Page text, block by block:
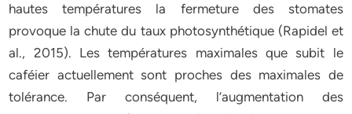
hautes températures la fermeture des stomates
provoque la chute du taux photosynthétique (Rapidel et
al., 2015). Les températures maximales que subit le
caféier actuellement sont proches des maximales de
tolérance. Par conséquent, l’augmentation des